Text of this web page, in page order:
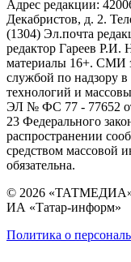
Адрес редакции:
Декабристов, д. 2.
(1304) Эл.почта
редактор Гареев Р.И.
материалы 16+. СМИ
службой по надзору
технологий и
ЭЛ № ФС 77 - 77652 от
23 Федерального
распространении
средством массовой
обязательна.
© 2026 «ТАТМЕДИА»
ИА «Татар-информ»
Политика о